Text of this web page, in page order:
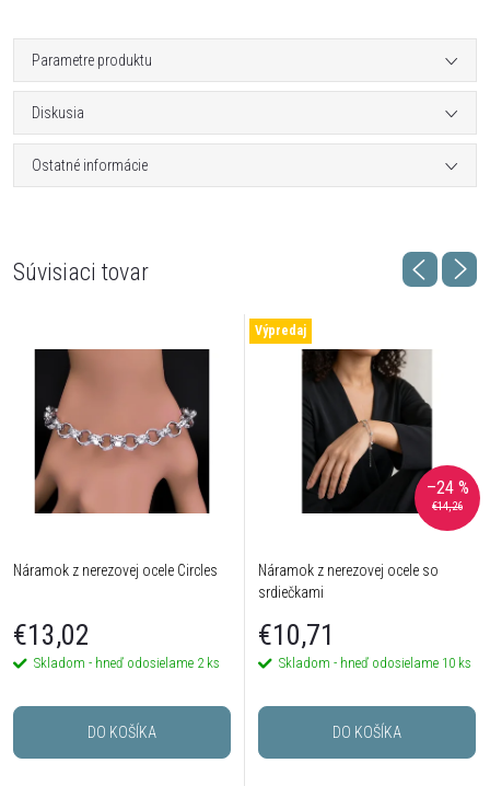
Parametre produktu
Diskusia
Ostatné informácie
Súvisiaci tovar
Náramok z nerezovej ocele Circles
€13,02
Skladom - hneď odosielame 2 ks
DO KOŠÍKA
Výpredaj
€14,26
–24 %
Náramok z nerezovej ocele so
srdiečkami
€10,71
Skladom - hneď odosielame 10 ks
DO KOŠÍKA